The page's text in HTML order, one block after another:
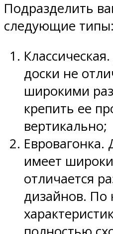
Подразделить
следующие типы:
доски не
широкими
крепить ее
вертикально;
имеет
отличается
дизайнов. По